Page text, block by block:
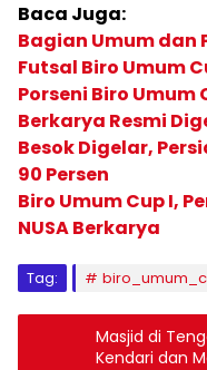
Baca Juga:
Bagian Umum dan
Futsal Biro Umum
Porseni Biro Umum
Berkarya Resmi
Besok Digelar,
90 Persen
Biro Umum Cup I,
NUSA Berkarya
Tag:
Masjid di
Kendari dan